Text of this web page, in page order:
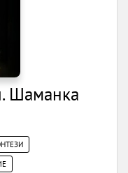
Шаманка